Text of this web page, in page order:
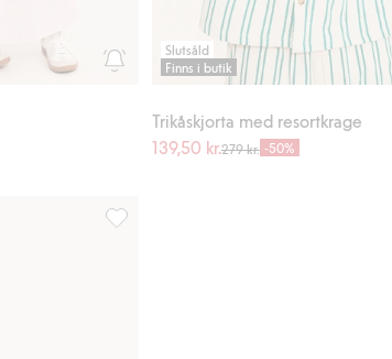
Slutsåld
Finns i butik
Trikåskjorta med resortkrage
139,50 kr.279 kr. -50%